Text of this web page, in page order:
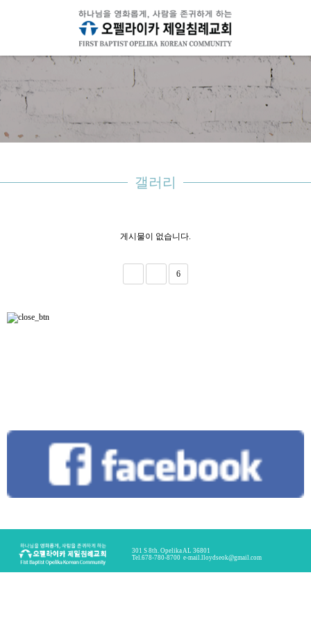
갤러리
게시물이 없습니다.
6
301 S 8th. Opelika AL 36801
Tel.678-780-8700 e-mail.lloydseok@gmail.com